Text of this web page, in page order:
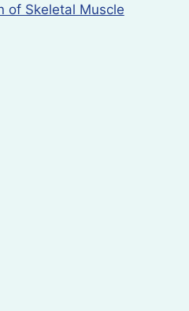
of Skeletal Muscle